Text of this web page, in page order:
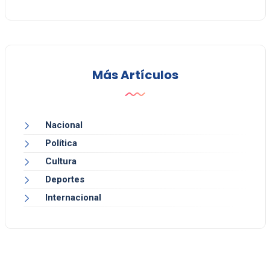
Más Artículos
Nacional
Política
Cultura
Deportes
Internacional